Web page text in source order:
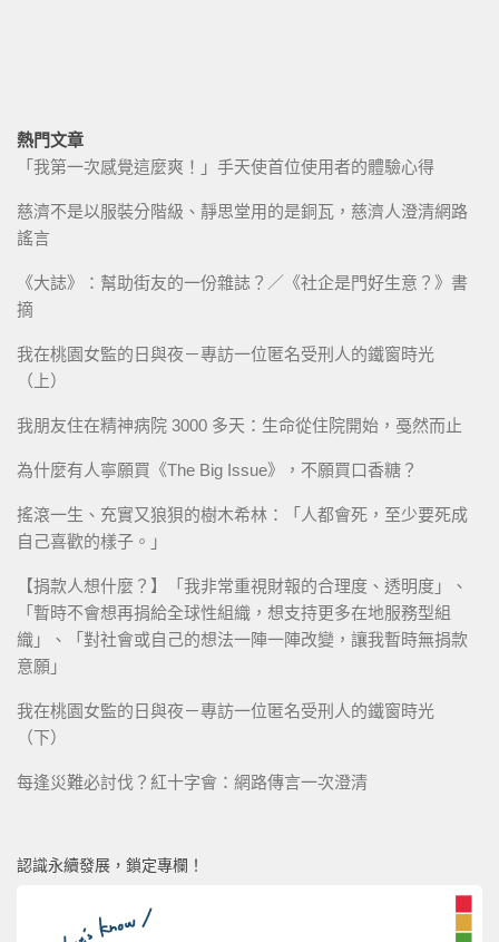
熱門文章
「我第一次感覺這麼爽！」手天使首位使用者的體驗心得
慈濟不是以服裝分階級、靜思堂用的是銅瓦，慈濟人澄清網路
謠言
《大誌》：幫助街友的一份雜誌？／《社企是門好生意？》書
摘
我在桃園女監的日與夜－專訪一位匿名受刑人的鐵窗時光
（上）
我朋友住在精神病院 3000 多天：生命從住院開始，戞然而止
為什麼有人寧願買《The Big Issue》，不願買口香糖？
搖滾一生、充實又狼狽的樹木希林：「人都會死，至少要死成
自己喜歡的樣子。」
【捐款人想什麼？】「我非常重視財報的合理度、透明度」、
「暫時不會想再捐給全球性組織，想支持更多在地服務型組
織」、「對社會或自己的想法一陣一陣改變，讓我暫時無捐款
意願」
我在桃園女監的日與夜－專訪一位匿名受刑人的鐵窗時光
（下）
每逢災難必討伐？紅十字會：網路傳言一次澄清
認識永續發展，鎖定專欄！